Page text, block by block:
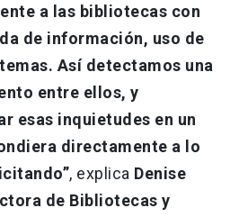
a las bibliotecas con
de información, uso de
Así detectamos una
entre ellos, y
esas inquietudes en un
directamente a lo
, explica Denise
de Bibliotecas y